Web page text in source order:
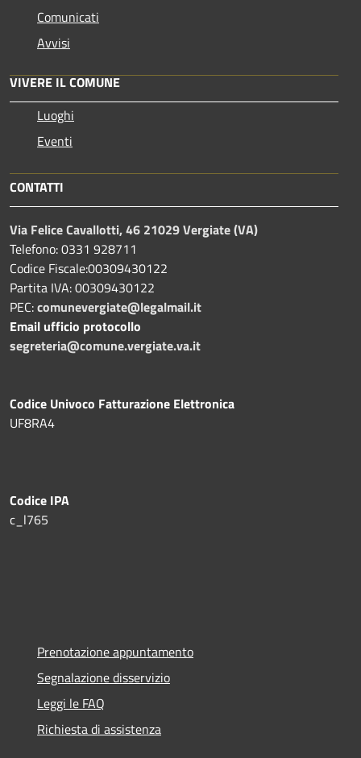
Comunicati
Avvisi
VIVERE IL COMUNE
Luoghi
Eventi
CONTATTI
Via Felice Cavallotti, 46 21029 Vergiate (VA)
Telefono: 0331 928711
Codice Fiscale:00309430122
Partita IVA: 00309430122
PEC:comunevergiate@legalmail.it
Email ufficio protocollo
segreteria@comune.vergiate.va.it
Codice Univoco Fatturazione Elettronica
UF8RA4
Codice IPA
c_l765
Prenotazione appuntamento
Segnalazione disservizio
Leggi le FAQ
Richiesta di assistenza